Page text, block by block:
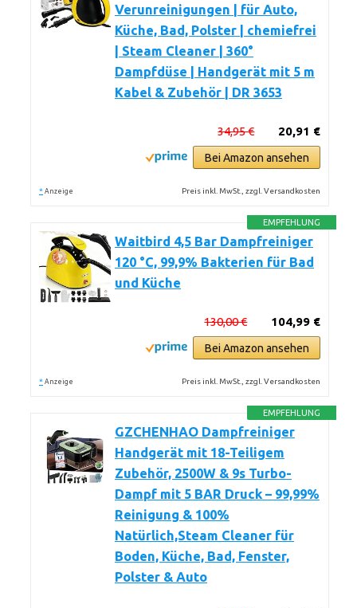
Verunreinigungen | für Auto,
Küche, Bad, Polster | chemiefrei
| Steam Cleaner | 360°
Dampfdüse | Handgerät mit 5 m
Kabel & Zubehör | DR 3653
20,91 €
34,95 €
Bei Amazon ansehen
* Anzeige Preis inkl. MwSt., zzgl. Versandkosten
EMPFEHLUNG
Waitbird 4,5 Bar Dampfreiniger
120 °C, 99,9% Bakterien für Bad
und Küche
104,99 €
130,00 €
Bei Amazon ansehen
* Anzeige Preis inkl. MwSt., zzgl. Versandkosten
EMPFEHLUNG
GZCHENHAO Dampfreiniger
Handgerät mit 18-Teiligem
Zubehör, 2500W & 9s Turbo-
Dampf mit 5 BAR Druck – 99,99%
Reinigung & 100%
Natürlich,Steam Cleaner für
Boden, Küche, Bad, Fenster,
Polster & Auto